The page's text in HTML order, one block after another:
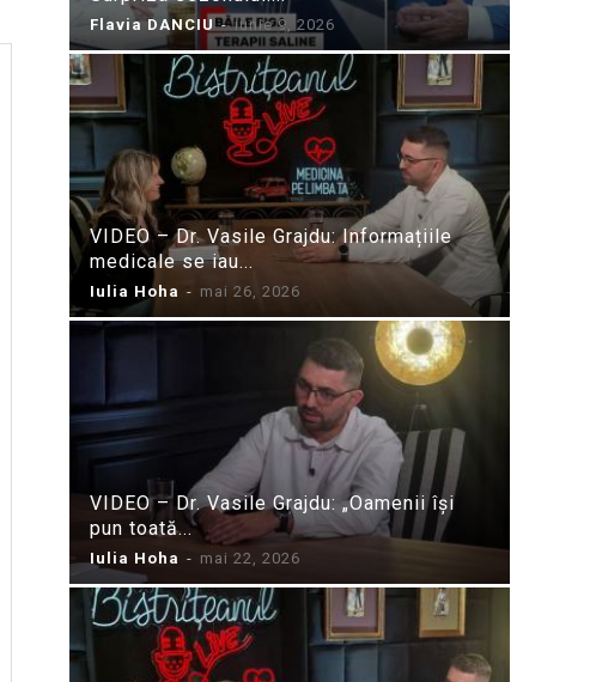
Flavia DANCIU - iunie 9, 2026
VIDEO – Dr. Vasile Grajdu: Informațiile
medicale se iau...
Iulia Hoha - mai 26, 2026
VIDEO – Dr. Vasile Grajdu: „Oamenii își
pun toată...
Iulia Hoha - mai 22, 2026